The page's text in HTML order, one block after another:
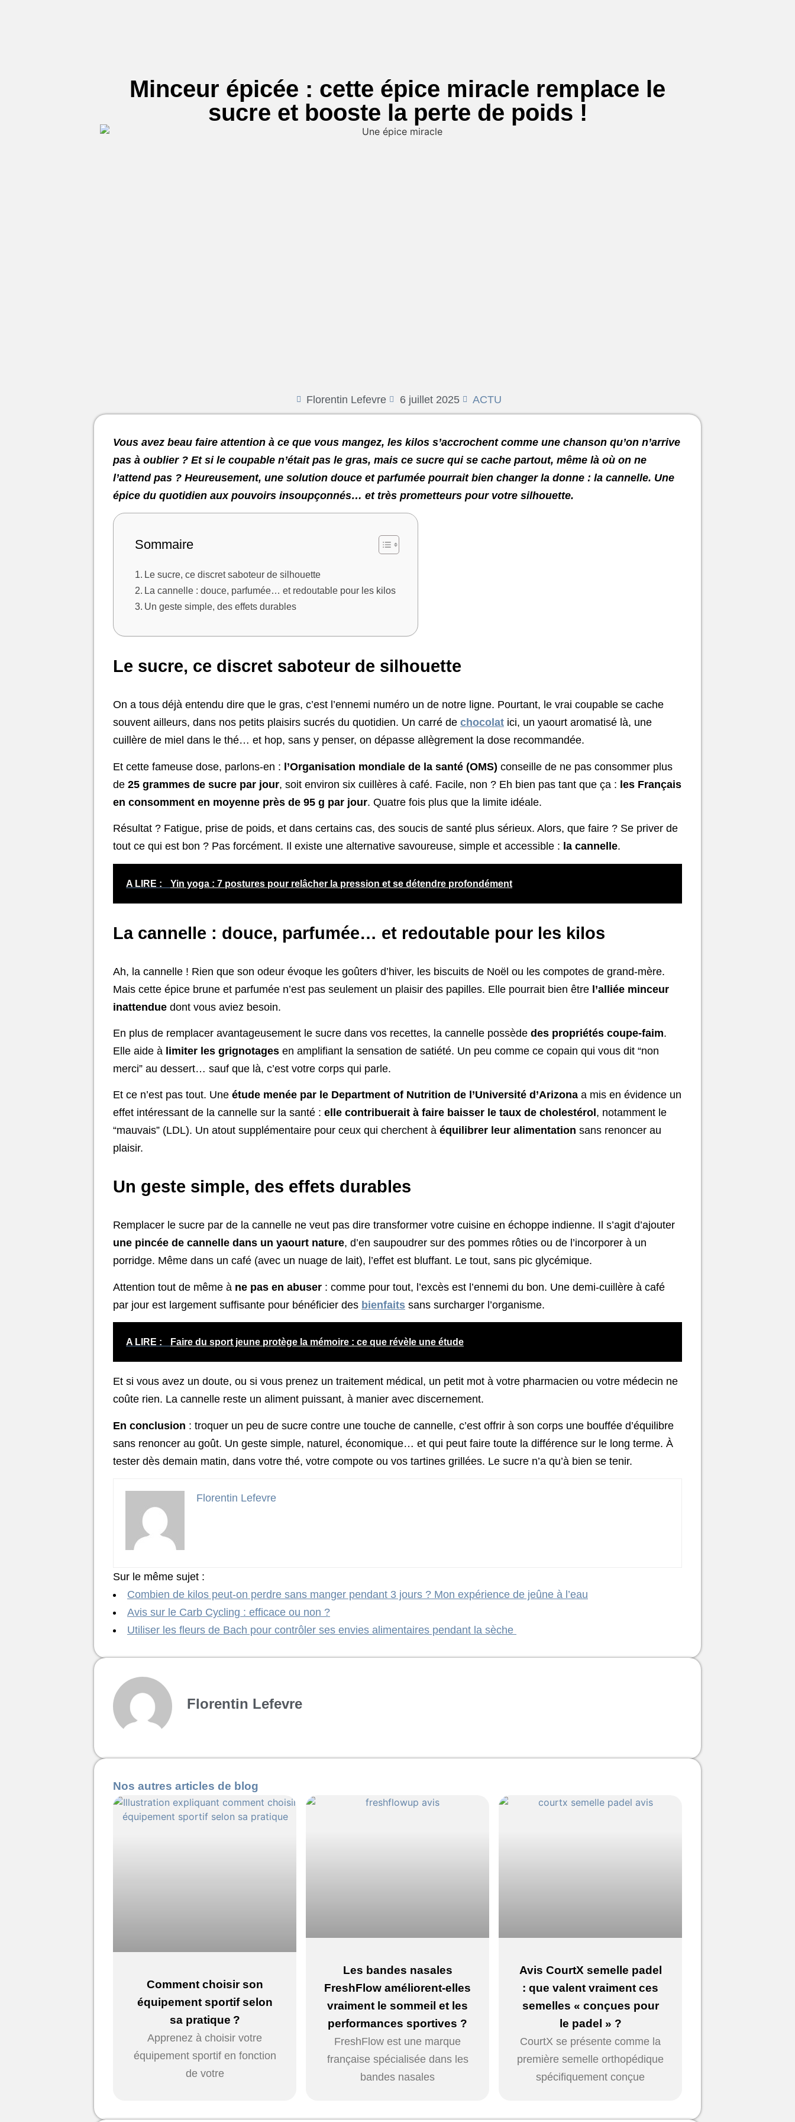
Minceur épicée : cette épice miracle remplace le
sucre et booste la perte de poids !
Florentin Lefevre 6 juillet 2025 ACTU
Vous avez beau faire attention à ce que vous mangez, les kilos s’accrochent comme une chanson qu’on n’arrive
pas à oublier ? Et si le coupable n’était pas le gras, mais ce sucre qui se cache partout, même là où on ne
l’attend pas ? Heureusement, une solution douce et parfumée pourrait bien changer la donne : la cannelle. Une
épice du quotidien aux pouvoirs insoupçonnés… et très prometteurs pour votre silhouette.
Sommaire
Le sucre, ce discret saboteur de silhouette
La cannelle : douce, parfumée… et redoutable pour les kilos
Un geste simple, des effets durables
Le sucre, ce discret saboteur de silhouette
On a tous déjà entendu dire que le gras, c’est l’ennemi numéro un de notre ligne. Pourtant, le vrai coupable se cache
souvent ailleurs, dans nos petits plaisirs sucrés du quotidien. Un carré de chocolat ici, un yaourt aromatisé là, une
cuillère de miel dans le thé… et hop, sans y penser, on dépasse allègrement la dose recommandée.
Et cette fameuse dose, parlons-en : l’Organisation mondiale de la santé (OMS) conseille de ne pas consommer plus
de 25 grammes de sucre par jour, soit environ six cuillères à café. Facile, non ? Eh bien pas tant que ça : les Français
en consomment en moyenne près de 95 g par jour. Quatre fois plus que la limite idéale.
Résultat ? Fatigue, prise de poids, et dans certains cas, des soucis de santé plus sérieux. Alors, que faire ? Se priver de
tout ce qui est bon ? Pas forcément. Il existe une alternative savoureuse, simple et accessible : la cannelle.
A LIRE : Yin yoga : 7 postures pour relâcher la pression et se détendre profondément
La cannelle : douce, parfumée… et redoutable pour les kilos
Ah, la cannelle ! Rien que son odeur évoque les goûters d’hiver, les biscuits de Noël ou les compotes de grand-mère.
Mais cette épice brune et parfumée n’est pas seulement un plaisir des papilles. Elle pourrait bien être l’alliée minceur
inattendue dont vous aviez besoin.
En plus de remplacer avantageusement le sucre dans vos recettes, la cannelle possède des propriétés coupe-faim.
Elle aide à limiter les grignotages en amplifiant la sensation de satiété. Un peu comme ce copain qui vous dit “non
merci” au dessert… sauf que là, c’est votre corps qui parle.
Et ce n’est pas tout. Une étude menée par le Department of Nutrition de l’Université d’Arizona a mis en évidence un
effet intéressant de la cannelle sur la santé : elle contribuerait à faire baisser le taux de cholestérol , notamment le
“mauvais” (LDL). Un atout supplémentaire pour ceux qui cherchent à équilibrer leur alimentation sans renoncer au
plaisir.
Un geste simple, des effets durables
Remplacer le sucre par de la cannelle ne veut pas dire transformer votre cuisine en échoppe indienne. Il s’agit d’ajouter
une pincée de cannelle dans un yaourt nature, d’en saupoudrer sur des pommes rôties ou de l’incorporer à un
porridge. Même dans un café (avec un nuage de lait), l’effet est bluffant. Le tout, sans pic glycémique.
Attention tout de même à ne pas en abuser : comme pour tout, l’excès est l’ennemi du bon. Une demi-cuillère à café
par jour est largement suffisante pour bénéficier des bienfaits sans surcharger l’organisme.
A LIRE : Faire du sport jeune protège la mémoire : ce que révèle une étude
Et si vous avez un doute, ou si vous prenez un traitement médical, un petit mot à votre pharmacien ou votre médecin ne
coûte rien. La cannelle reste un aliment puissant, à manier avec discernement.
En conclusion : troquer un peu de sucre contre une touche de cannelle, c’est offrir à son corps une bouffée d’équilibre
sans renoncer au goût. Un geste simple, naturel, économique… et qui peut faire toute la différence sur le long terme. À
tester dès demain matin, dans votre thé, votre compote ou vos tartines grillées. Le sucre n’a qu’à bien se tenir.
Florentin Lefevre
Sur le même sujet :
Combien de kilos peut-on perdre sans manger pendant 3 jours ? Mon expérience de jeûne à l’eau
Avis sur le Carb Cycling : efficace ou non ?
Utiliser les fleurs de Bach pour contrôler ses envies alimentaires pendant la sèche
Florentin Lefevre
Nos autres articles de blog
Comment choisir son
équipement sportif selon
sa pratique ?
Apprenez à choisir votre
équipement sportif en fonction
de votre
Les bandes nasales
FreshFlow améliorent-elles
vraiment le sommeil et les
performances sportives ?
FreshFlow est une marque
française spécialisée dans les
bandes nasales
Avis CourtX semelle padel
: que valent vraiment ces
semelles « conçues pour
le padel » ?
CourtX se présente comme la
première semelle orthopédique
spécifiquement conçue